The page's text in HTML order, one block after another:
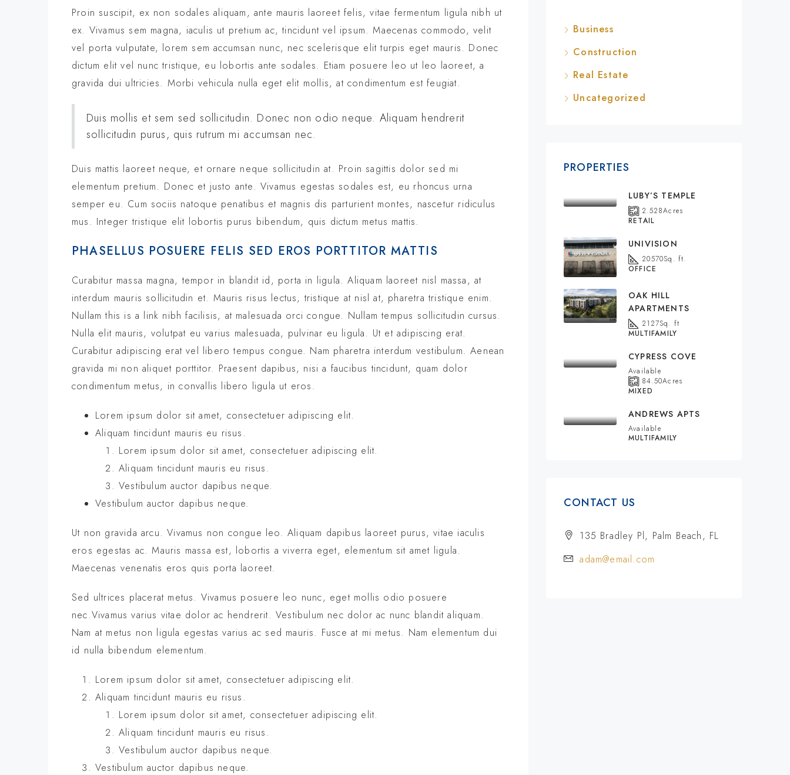
Proin suscipit, ex non sodales aliquam, ante mauris laoreet felis, vitae fermentum ligula nibh ut
ex. Vivamus sem magna, iaculis ut pretium ac, tincidunt vel ipsum. Maecenas commodo, velit
vel porta vulputate, lorem sem accumsan nunc, nec scelerisque elit turpis eget mauris. Donec
dictum elit vel nunc tristique, eu lobortis ante sodales. Etiam posuere leo ut leo laoreet, a
gravida dui ultricies. Morbi vehicula nulla eget elit mollis, at condimentum est feugiat.
Duis mollis et sem sed sollicitudin. Donec non odio neque. Aliquam hendrerit
sollicitudin purus, quis rutrum mi accumsan nec.
Duis mattis laoreet neque, et ornare neque sollicitudin at. Proin sagittis dolor sed mi
elementum pretium. Donec et justo ante. Vivamus egestas sodales est, eu rhoncus urna
semper eu. Cum sociis natoque penatibus et magnis dis parturient montes, nascetur ridiculus
mus. Integer tristique elit lobortis purus bibendum, quis dictum metus mattis.
PHASELLUS POSUERE FELIS SED EROS PORTTITOR MATTIS
Curabitur massa magna, tempor in blandit id, porta in ligula. Aliquam laoreet nisl massa, at
interdum mauris sollicitudin et. Mauris risus lectus, tristique at nisl at, pharetra tristique enim.
Nullam this is a link nibh facilisis, at malesuada orci congue. Nullam tempus sollicitudin cursus.
Nulla elit mauris, volutpat eu varius malesuada, pulvinar eu ligula. Ut et adipiscing erat.
Curabitur adipiscing erat vel libero tempus congue. Nam pharetra interdum vestibulum. Aenean
gravida mi non aliquet porttitor. Praesent dapibus, nisi a faucibus tincidunt, quam dolor
condimentum metus, in convallis libero ligula ut eros.
Lorem ipsum dolor sit amet, consectetuer adipiscing elit.
Aliquam tincidunt mauris eu risus.
Lorem ipsum dolor sit amet, consectetuer adipiscing elit.
Aliquam tincidunt mauris eu risus.
Vestibulum auctor dapibus neque.
Vestibulum auctor dapibus neque.
Ut non gravida arcu. Vivamus non congue leo. Aliquam dapibus laoreet purus, vitae iaculis
eros egestas ac. Mauris massa est, lobortis a viverra eget, elementum sit amet ligula.
Maecenas venenatis eros quis porta laoreet.
Sed ultrices placerat metus. Vivamus posuere leo nunc, eget mollis odio posuere
nec.Vivamus varius vitae dolor ac hendrerit. Vestibulum nec dolor ac nunc blandit aliquam.
Nam at metus non ligula egestas varius ac sed mauris. Fusce at mi metus. Nam elementum dui
id nulla bibendum elementum.
Lorem ipsum dolor sit amet, consectetuer adipiscing elit.
Aliquam tincidunt mauris eu risus.
Lorem ipsum dolor sit amet, consectetuer adipiscing elit.
Aliquam tincidunt mauris eu risus.
Vestibulum auctor dapibus neque.
Vestibulum auctor dapibus neque.
Business
Construction
Real Estate
Uncategorized
PROPERTIES
LUBY’S TEMPLE
2.528Acres
RETAIL
UNIVISION
20570Sq. ft.
OFFICE
OAK HILL
APARTMENTS
2127Sq. ft
MULTIFAMILY
CYPRESS COVE
Available
84.50Acres
MIXED
ANDREWS APTS
Available
MULTIFAMILY
CONTACT US
135 Bradley Pl, Palm Beach, FL
adam@email.com